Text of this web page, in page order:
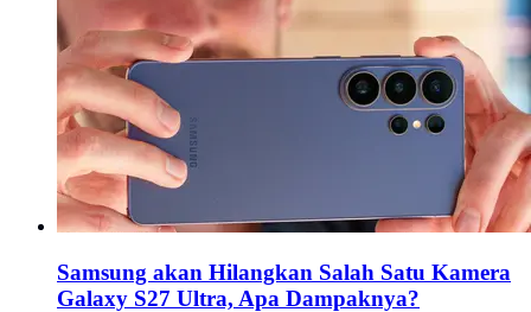
Samsung akan Hilangkan Salah Satu Kamera
Galaxy S27 Ultra, Apa Dampaknya?